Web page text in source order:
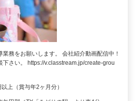
業務をお願いします。 会社紹介動画配信中！
下さい。 https://v.classtream.jp/create-grou
上（賞与年2ヶ月分）